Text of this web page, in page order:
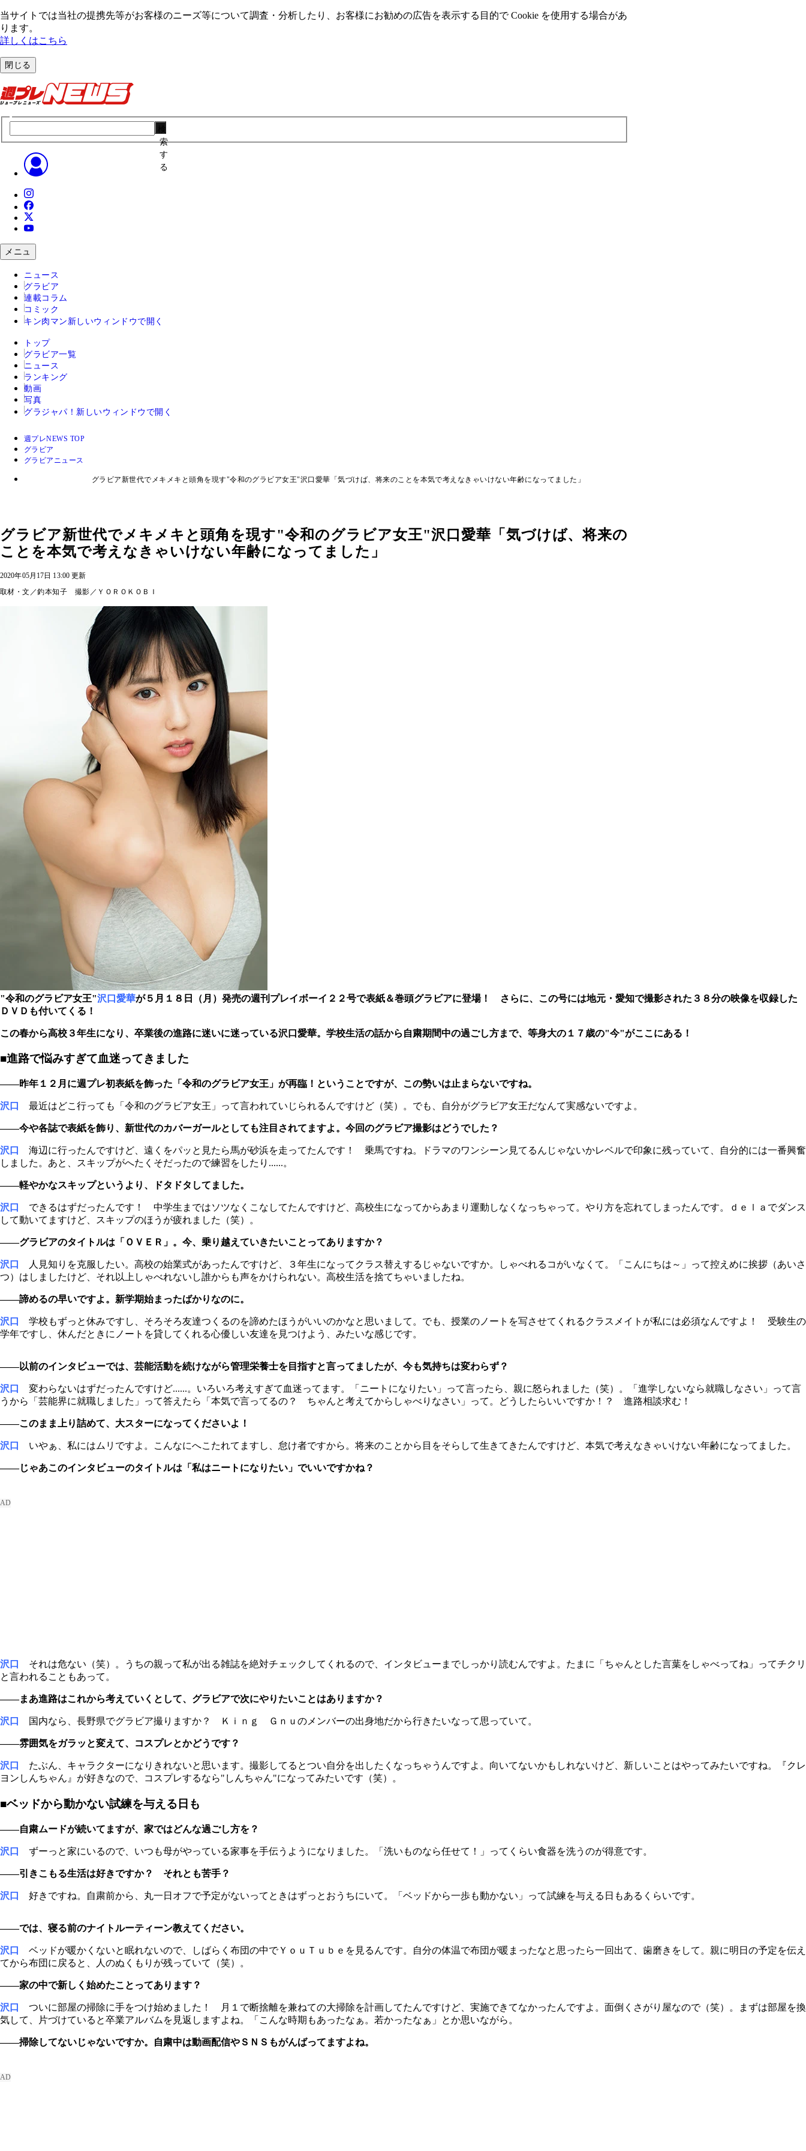
当サイトでは当社の提携先等がお客様のニーズ等について調査・分析したり、お客様にお勧めの広告を表⽰する⽬的で Cookie を使⽤する場合があ
ります。
詳しくはこちら
閉じる
索
す
る
メニュ
ニュース
グラビア
連載コラム
コミック
キン肉マン 新しいウィンドウで開く
トップ
グラビア一覧
ニュース
ランキング
動画
写真
グラジャパ！ 新しいウィンドウで開く
週プレNEWS TOP
グラビア
グラビアニュース
グラビア新世代でメキメキと頭角を現す"令和のグラビア女王"沢口愛華「気づけば、将来のことを本気で考えなきゃいけない年齢になってました」
グラビア新世代でメキメキと頭角を現す"令和のグラビア女王"沢口愛華「気づけば、将来の
ことを本気で考えなきゃいけない年齢になってました」
2020年05月17日 13:00 更新
取材・文／釣本知子 撮影／ＹＯＲＯＫＯＢＩ
"令和のグラビア女王"沢口愛華が５月１８日（月）発売の週刊プレイボーイ２２号で表紙＆巻頭グラビアに登場！ さらに、この号には地元・愛知で撮影された３８分の映像を収録した
ＤＶＤも付いてくる！
この春から高校３年生になり、卒業後の進路に迷いに迷っている沢口愛華。学校生活の話から自粛期間中の過ごし方まで、等身大の１７歳の"今"がここにある！
■進路で悩みすぎて血迷ってきました
――昨年１２月に週プレ初表紙を飾った「令和のグラビア女王」が再臨！ということですが、この勢いは止まらないですね。
沢口 最近はどこ行っても「令和のグラビア女王」って言われていじられるんですけど（笑）。でも、自分がグラビア女王だなんて実感ないですよ。
――今や各誌で表紙を飾り、新世代のカバーガールとしても注目されてますよ。今回のグラビア撮影はどうでした？
沢口
海辺に行ったんですけど、遠くをパッと見たら馬が砂浜を走ってたんです！ 乗馬ですね。ドラマのワンシーン見てるんじゃないかレベルで印象に残っていて、自分的には一番興奮
しました。あと、スキップがへたくそだったので練習をしたり......。
――軽やかなスキップというより、ドタドタしてました。
沢口
できるはずだったんです！ 中学生まではソツなくこなしてたんですけど、高校生になってからあまり運動しなくなっちゃって。やり方を忘れてしまったんです。ｄｅｌａでダンス
して動いてますけど、スキップのほうが疲れました（笑）。
――グラビアのタイトルは「ＯＶＥＲ」。今、乗り越えていきたいことってありますか？
沢口
人見知りを克服したい。高校の始業式があったんですけど、３年生になってクラス替えするじゃないですか。しゃべれるコがいなくて。「こんにちは～」って控えめに挨拶（あいさ
つ）はしましたけど、それ以上しゃべれないし誰からも声をかけられない。高校生活を捨てちゃいましたね。
――諦めるの早いですよ。新学期始まったばかりなのに。
沢口
学校もずっと休みですし、そろそろ友達つくるのを諦めたほうがいいのかなと思いまして。でも、授業のノートを写させてくれるクラスメイトが私には必須なんですよ！ 受験生の
学年ですし、休んだときにノートを貸してくれる心優しい友達を見つけよう、みたいな感じです。
――以前のインタビューでは、芸能活動を続けながら管理栄養士を目指すと言ってましたが、今も気持ちは変わらず？
沢口
変わらないはずだったんですけど......。いろいろ考えすぎて血迷ってます。「ニートになりたい」って言ったら、親に怒られました（笑）。「進学しないなら就職しなさい」って言
うから「芸能界に就職しました」って答えたら「本気で言ってるの？ ちゃんと考えてからしゃべりなさい」って。どうしたらいいですか！？ 進路相談求む！
――このまま上り詰めて、大スターになってくださいよ！
沢口 いやぁ、私にはムリですよ。こんなにへこたれてますし、怠け者ですから。将来のことから目をそらして生きてきたんですけど、本気で考えなきゃいけない年齢になってました。
――じゃあこのインタビューのタイトルは「私はニートになりたい」でいいですかね？
沢口
それは危ない（笑）。うちの親って私が出る雑誌を絶対チェックしてくれるので、インタビューまでしっかり読むんですよ。たまに「ちゃんとした言葉をしゃべってね」ってチクリ
と言われることもあって。
――まあ進路はこれから考えていくとして、グラビアで次にやりたいことはありますか？
沢口 国内なら、長野県でグラビア撮りますか？ Ｋｉｎｇ Ｇｎｕのメンバーの出身地だから行きたいなって思っていて。
――雰囲気をガラッと変えて、コスプレとかどうです？
沢口
たぶん、キャラクターになりきれないと思います。撮影してるとつい自分を出したくなっちゃうんですよ。向いてないかもしれないけど、新しいことはやってみたいですね。『クレ
ヨンしんちゃん』が好きなので、コスプレするなら"しんちゃん"になってみたいです（笑）。
■ベッドから動かない試練を与える日も
――自粛ムードが続いてますが、家ではどんな過ごし方を？
沢口 ずーっと家にいるので、いつも母がやっている家事を手伝うようになりました。「洗いものなら任せて！」ってくらい食器を洗うのが得意です。
――引きこもる生活は好きですか？ それとも苦手？
沢口 好きですね。自粛前から、丸一日オフで予定がないってときはずっとおうちにいて。「ベッドから一歩も動かない」って試練を与える日もあるくらいです。
――では、寝る前のナイトルーティーン教えてください。
沢口
ベッドが暖かくないと眠れないので、しばらく布団の中でＹｏｕＴｕｂｅを見るんです。自分の体温で布団が暖まったなと思ったら一回出て、歯磨きをして。親に明日の予定を伝え
てから布団に戻ると、人のぬくもりが残っていて（笑）。
――家の中で新しく始めたことってあります？
沢口
ついに部屋の掃除に手をつけ始めました！ 月１で断捨離を兼ねての大掃除を計画してたんですけど、実施できてなかったんですよ。面倒くさがり屋なので（笑）。まずは部屋を換
気して、片づけていると卒業アルバムを見返しますよね。「こんな時期もあったなぁ。若かったなぁ」とか思いながら。
――掃除してないじゃないですか。自粛中は動画配信やＳＮＳもがんばってますよね。